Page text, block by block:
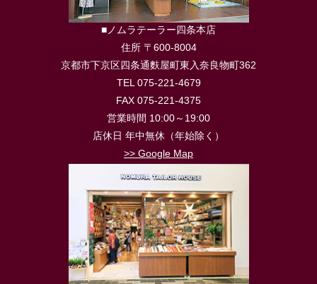
■ノムラテーラー四条本店
住所 〒600-8004
京都市下京区四条通麩屋町東入奈良物町362
TEL 075-221-4679
FAX 075-221-4375
営業時間 10:00～19:00
店休日 年中無休（年始除く）
>> Google Map